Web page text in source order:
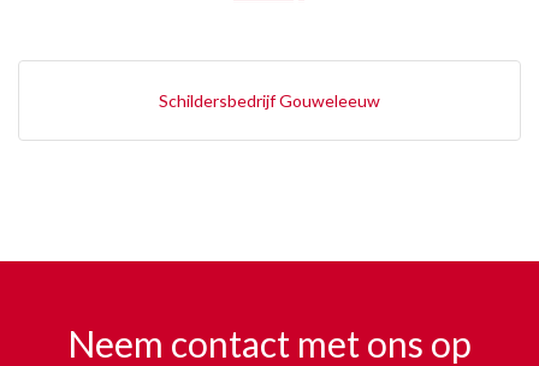
Schildersbedrijf Gouweleeuw
Neem contact met ons op